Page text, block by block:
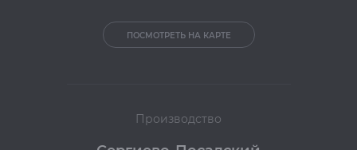
ПОСМОТРЕТЬ НА КАРТЕ
Производство